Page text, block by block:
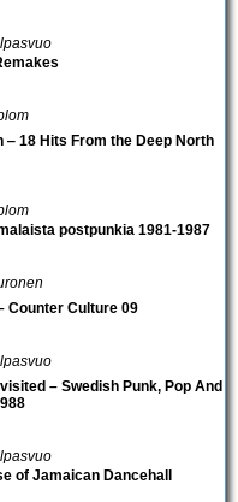
‒ 18 Hits From the Deep North
postpunkia 1981-1987
Counter Culture 09
– Swedish Punk, Pop And
of Jamaican Dancehall